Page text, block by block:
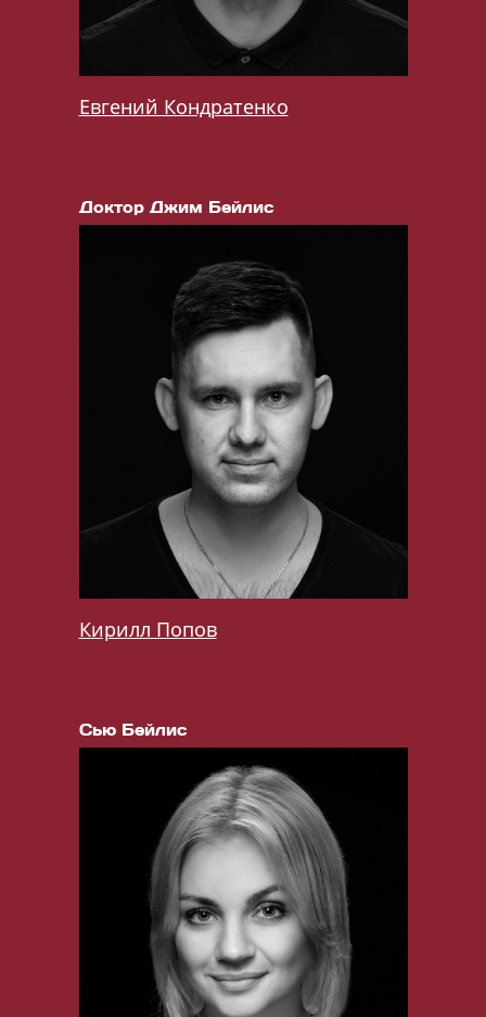
Евгений Кондратенко
Доктор Джим Бейлис
Кирилл Попов
Сью Бейлис